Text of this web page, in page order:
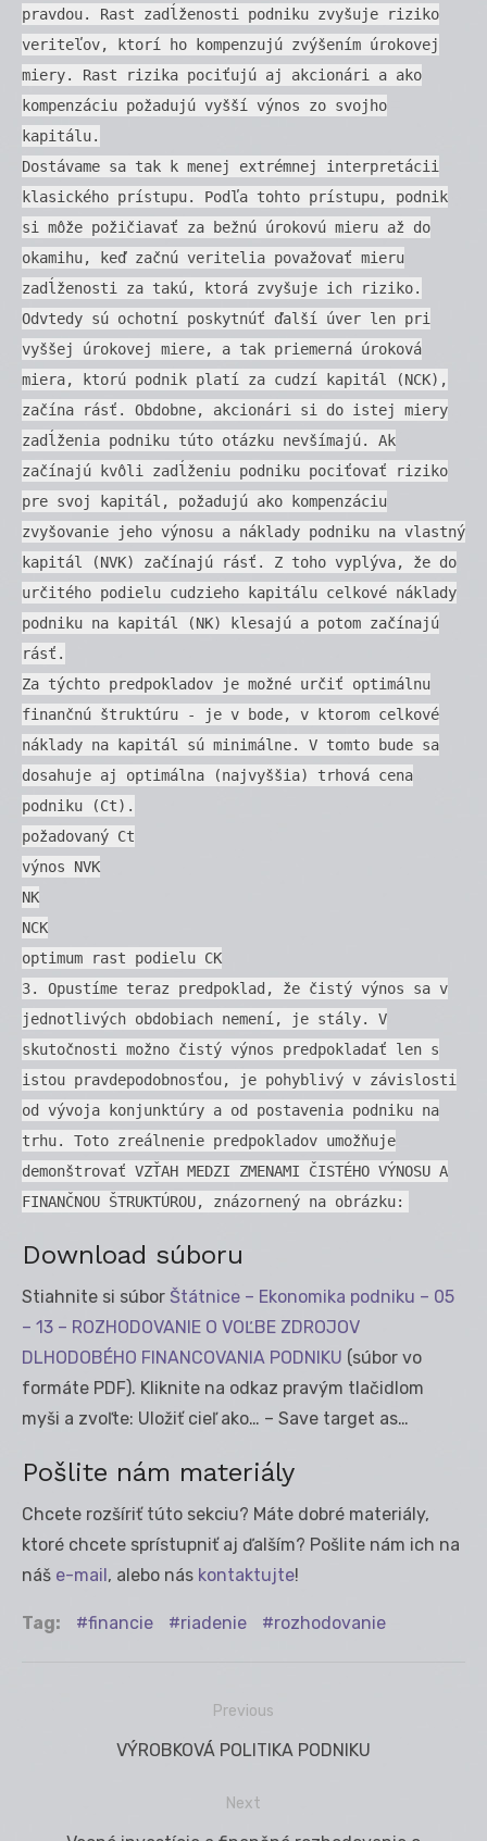
pravdou. Rast zadĺženosti podniku zvyšuje riziko
veriteľov, ktorí ho kompenzujú zvýšením úrokovej
miery. Rast rizika pociťujú aj akcionári a ako
kompenzáciu požadujú vyšší výnos zo svojho
kapitálu.
Dostávame sa tak k menej extrémnej interpretácii
klasického prístupu. Podľa tohto prístupu, podnik
si môže požičiavať za bežnú úrokovú mieru až do
okamihu, keď začnú veritelia považovať mieru
zadĺženosti za takú, ktorá zvyšuje ich riziko.
Odvtedy sú ochotní poskytnúť ďalší úver len pri
vyššej úrokovej miere, a tak priemerná úroková
miera, ktorú podnik platí za cudzí kapitál (NCK),
začína rásť. Obdobne, akcionári si do istej miery
zadĺženia podniku túto otázku nevšímajú. Ak
začínajú kvôli zadĺženiu podniku pociťovať riziko
pre svoj kapitál, požadujú ako kompenzáciu
zvyšovanie jeho výnosu a náklady podniku na vlastný
kapitál (NVK) začínajú rásť. Z toho vyplýva, že do
určitého podielu cudzieho kapitálu celkové náklady
podniku na kapitál (NK) klesajú a potom začínajú
rásť.
Za týchto predpokladov je možné určiť optimálnu
finančnú štruktúru - je v bode, v ktorom celkové
náklady na kapitál sú minimálne. V tomto bude sa
dosahuje aj optimálna (najvyššia) trhová cena
podniku (Ct).
požadovaný Ct
výnos NVK
NK
NCK
optimum rast podielu CK
3. Opustíme teraz predpoklad, že čistý výnos sa v
jednotlivých obdobiach nemení, je stály. V
skutočnosti možno čistý výnos predpokladať len s
istou pravdepodobnosťou, je pohyblivý v závislosti
od vývoja konjunktúry a od postavenia podniku na
trhu. Toto zreálnenie predpokladov umožňuje
demonštrovať VZŤAH MEDZI ZMENAMI ČISTÉHO VÝNOSU A
FINANČNOU ŠTRUKTÚROU, znázornený na obrázku:
Download súboru
Stiahnite si súbor Štátnice – Ekonomika podniku – 05
– 13 – ROZHODOVANIE O VOĽBE ZDROJOV
DLHODOBÉHO FINANCOVANIA PODNIKU (súbor vo
formáte PDF). Kliknite na odkaz pravým tlačidlom
myši a zvoľte: Uložiť cieľ ako… – Save target as…
Pošlite nám materiály
Chcete rozšíriť túto sekciu? Máte dobré materiály,
ktoré chcete sprístupniť aj ďalším? Pošlite nám ich na
náš e-mail, alebo nás kontaktujte!
Tag: financie riadenie rozhodovanie
Navigácia
Previous
Previous
VÝROBKOVÁ POLITIKA PODNIKU
Next